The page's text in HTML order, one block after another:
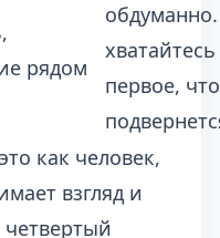
рядом
хватайтесь
первое, что
как человек,
взгляд и
четвертый